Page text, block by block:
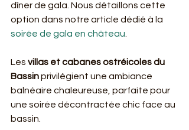
dîner de gala. Nous détaillons cette
option dans notre article dédié à la
soirée de gala en château.
Les villas et cabanes ostréicoles du
Bassin privilégient une ambiance
balnéaire chaleureuse, parfaite pour
une soirée décontractée chic face au
bassin.